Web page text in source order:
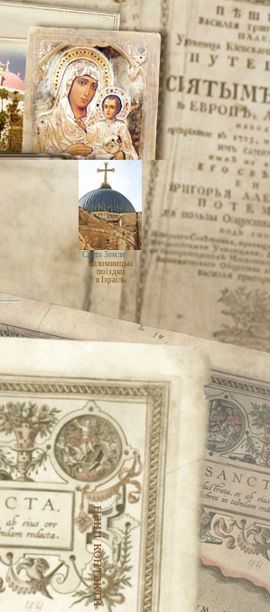
Свята Земля
паломницькі
поїздки
в Ізраїль
наші контакти